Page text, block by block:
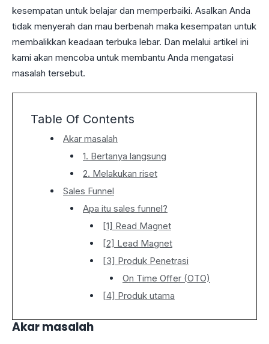
kesempatan untuk belajar dan memperbaiki. Asalkan Anda
tidak menyerah dan mau berbenah maka kesempatan untuk
membalikkan keadaan terbuka lebar. Dan melalui artikel ini
kami akan mencoba untuk membantu Anda mengatasi
masalah tersebut.
Table Of Contents
Akar masalah
1. Bertanya langsung
2. Melakukan riset
Sales Funnel
Apa itu sales funnel?
[1] Read Magnet
[2] Lead Magnet
[3] Produk Penetrasi
On Time Offer (OTO)
[4] Produk utama
Akar masalah